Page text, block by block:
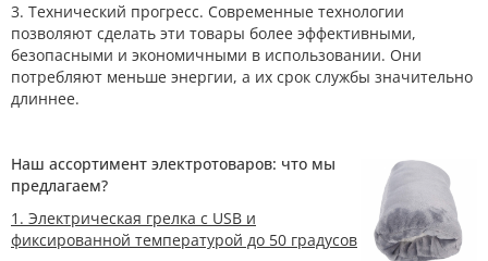
3. Технический прогресс. Современные технологии
позволяют сделать эти товары более эффективными,
безопасными и экономичными в использовании. Они
потребляют меньше энергии, а их срок службы значительно
длиннее.
Наш ассортимент электротоваров: что мы
предлагаем?
1. Электрическая грелка с USB и
фиксированной температурой до 50 градусов